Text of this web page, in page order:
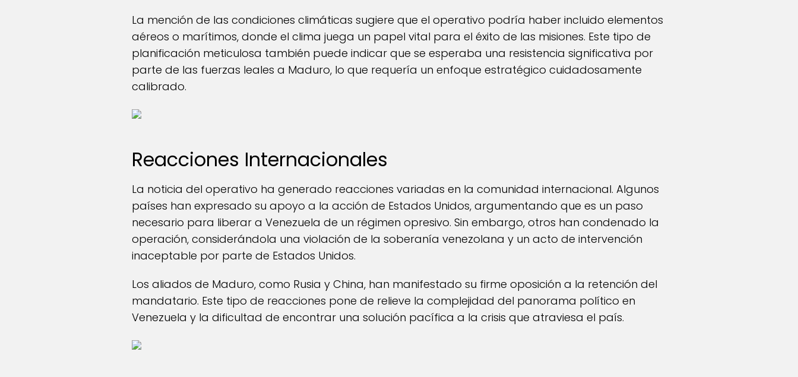
La mención de las condiciones climáticas sugiere que el operativo podría haber incluido elementos
aéreos o marítimos, donde el clima juega un papel vital para el éxito de las misiones. Este tipo de
planificación meticulosa también puede indicar que se esperaba una resistencia significativa por
parte de las fuerzas leales a Maduro, lo que requería un enfoque estratégico cuidadosamente
calibrado.
Reacciones Internacionales
La noticia del operativo ha generado reacciones variadas en la comunidad internacional. Algunos
países han expresado su apoyo a la acción de Estados Unidos, argumentando que es un paso
necesario para liberar a Venezuela de un régimen opresivo. Sin embargo, otros han condenado la
operación, considerándola una violación de la soberanía venezolana y un acto de intervención
inaceptable por parte de Estados Unidos.
Los aliados de Maduro, como Rusia y China, han manifestado su firme oposición a la retención del
mandatario. Este tipo de reacciones pone de relieve la complejidad del panorama político en
Venezuela y la dificultad de encontrar una solución pacífica a la crisis que atraviesa el país.